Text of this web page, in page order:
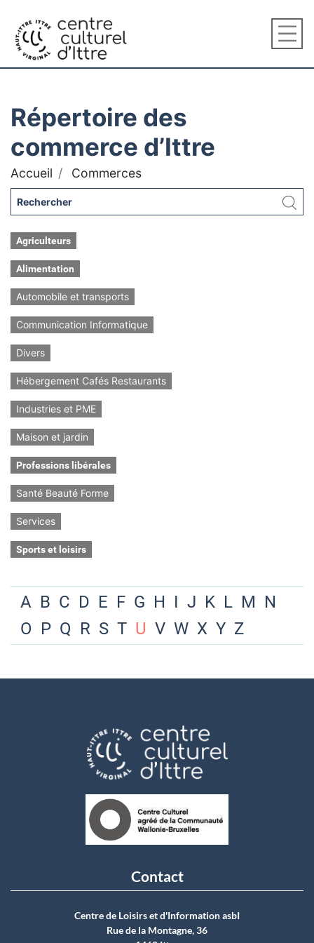
Répertoire des
commerce d’Ittre
Accueil Commerces
Agriculteurs
Alimentation
Automobile et transports
Communication Informatique
Divers
Hébergement Cafés Restaurants
Industries et PME
Maison et jardin
Professions libérales
Santé Beauté Forme
Services
Sports et loisirs
A B C D E F G H I J K L M N
O P Q R S T U V W X Y Z
Contact
Centre de Loisirs et d'Information asbI
Rue de la Montagne, 36